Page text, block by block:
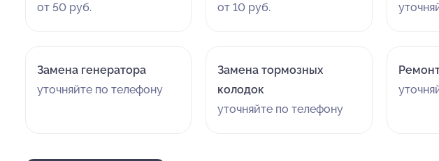
от 50 руб.
от 10 руб.
Замена генератора
уточняйте по телефону
Замена тормозных
колодок
уточняйте по телефону